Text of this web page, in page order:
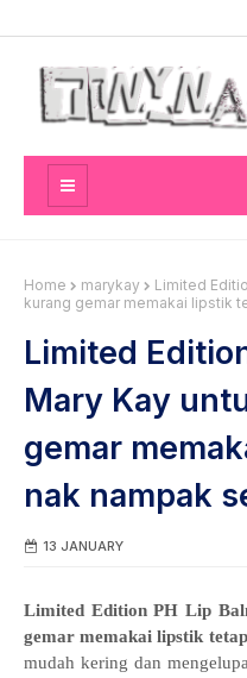
Home marykay
Limited
kurang gemar memakai lipstik
Limited
Mary Kay
gemar
nak nampak
13 JANUARY
Limited Edition PH Lip
gemar memakai lipstik
mudah kering dan